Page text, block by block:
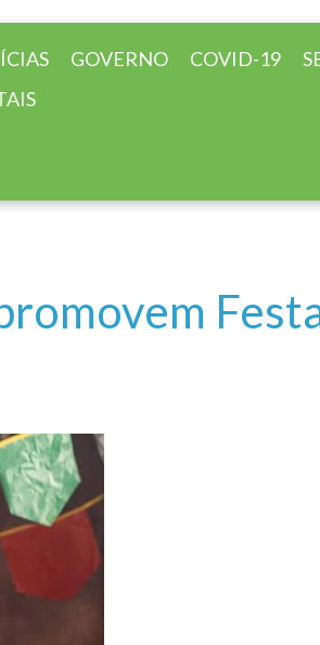
GOVERNO COVID-19